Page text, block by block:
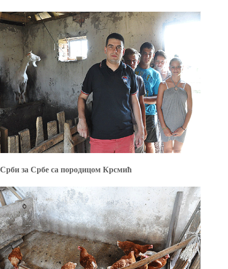
Срби за Србе са породицом Крсмић